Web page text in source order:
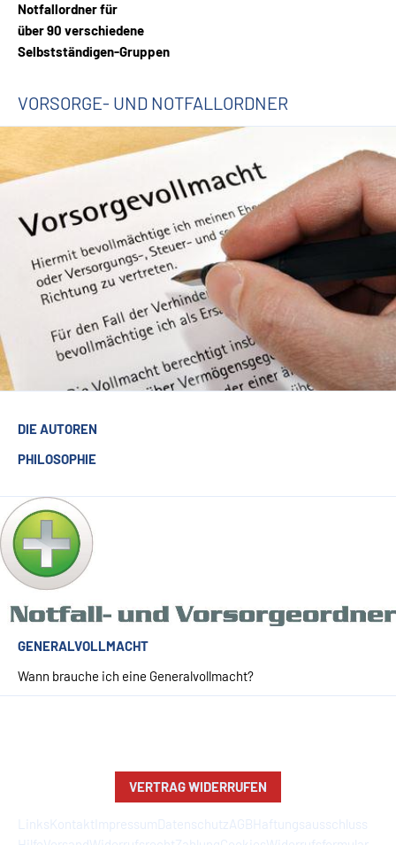
Notfallordner für
über 90 verschiedene
Selbstständigen-Gruppen
VORSORGE- UND NOTFALLORDNER
DIE AUTOREN
PHILOSOPHIE
GENERALVOLLMACHT
Wann brauche ich eine Generalvollmacht?
VERTRAG WIDERRUFEN
LinksKontakt ImpressumDatenschutzAGBHaftungsausschluss